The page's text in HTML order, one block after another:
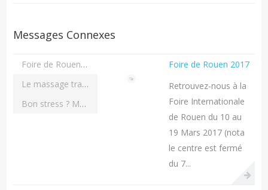
Messages Connexes
Foire de Rouen 2017
Le massage traditionnel Amma
Bon stress ? Mauvais stress ?
Foire de Rouen 2017
Retrouvez-nous à la
Foire Internationale
de Rouen du 10 au
19 Mars 2017 (nota
le centre est fermé
du 7...